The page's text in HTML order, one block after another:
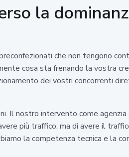
la
che non tengono
cosa sta frenando la vostra
dei vostri concorrenti
Il nostro intervento come agenzia
più traffico, ma di avere il
la competenza tecnica e la